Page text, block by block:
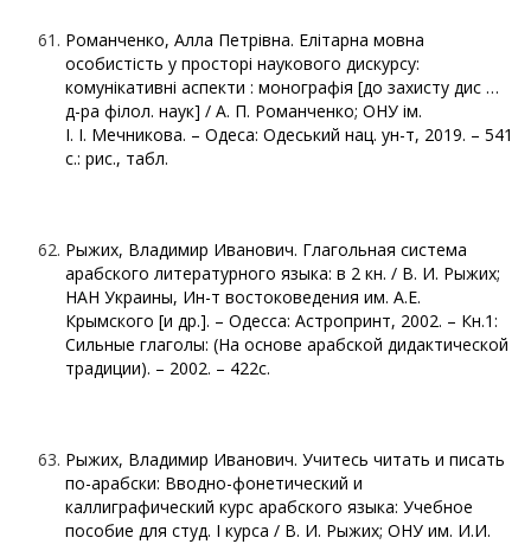
Романченко, Алла Петрівна. Елітарна мовна
особистість у просторі наукового дискурсу:
комунікативні аспекти : монографія [до захисту дис …
д-ра філол. наук] / А. П. Романченко; ОНУ ім.
І. І. Мечникова. – Одеса: Одеський нац. ун-т, 2019. – 541
с.: рис., табл.
Рыжих, Владимир Иванович. Глагольная система
арабского литературного языка: в 2 кн. / В. И. Рыжих;
НАН Украины, Ин-т востоковедения им. А.Е.
Крымского [и др.]. – Одесса: Астропринт, 2002. – Кн.1:
Сильные глаголы: (На основе арабской дидактической
традиции). – 2002. – 422с.
Рыжих, Владимир Иванович. Учитесь читать и писать
по-арабски: Вводно-фонетический и
каллиграфический курс арабского языка: Учебное
пособие для студ. І курса / В. И. Рыжих; ОНУ им. И.И.